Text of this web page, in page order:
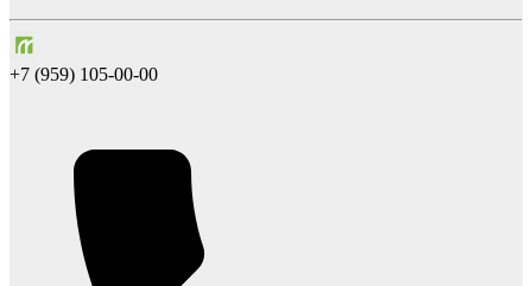
+7 (959) 105-00-00